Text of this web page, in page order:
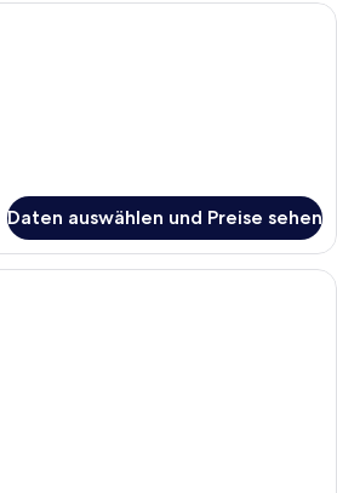
Junior-Suite | Zimmersafe,
Daten auswählen und Preise sehen
Ein Hotelzimmer mit Bett,